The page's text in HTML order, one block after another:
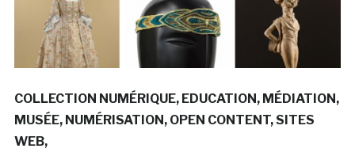
COLLECTION NUMÉRIQUE EDUCATION MÉDIATION
MUSÉE NUMÉRISATION OPEN CONTENT SITES
WEB